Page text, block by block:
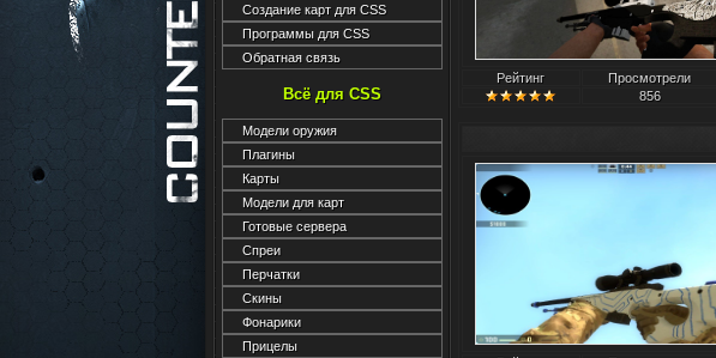
Создание карт для CSS
Программы для CSS
Обратная связь
Всё для CSS
Модели оружия
Плагины
Карты
Модели для карт
Готовые сервера
Спреи
Перчатки
Скины
Фонарики
Прицелы
Рейтинг Просмотрели
856